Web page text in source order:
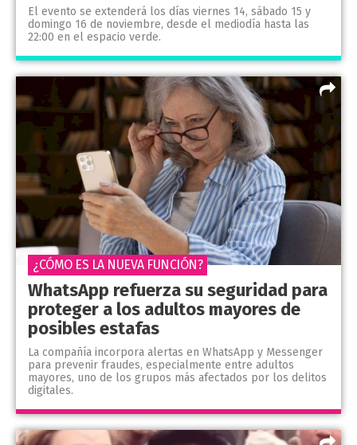
El evento se extenderá los días viernes 14, sábado 15 y
domingo 16 de noviembre, desde el mediodía hasta las
22:00 en el espacio verde.
WhatsApp refuerza su seguridad para
proteger a los adultos mayores de
posibles estafas
La compañía incorpora alertas en WhatsApp y Messenger
para prevenir fraudes, especialmente entre adultos
mayores, uno de los grupos más afectados por los delitos
digitales.
¿CÓMO ES LA NUEVA FUNCIÓN?